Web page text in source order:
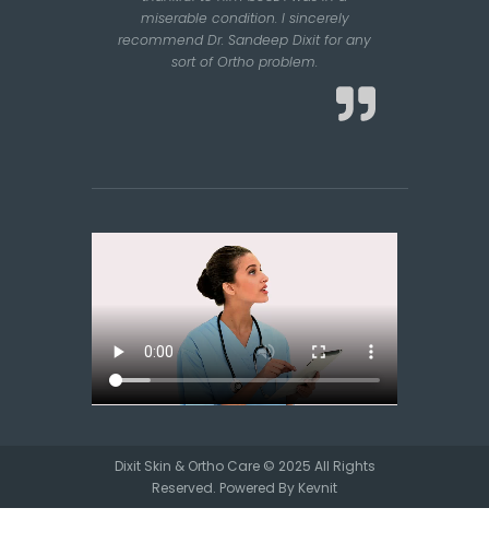
miserable condition. I sincerely
recommend Dr. Sandeep Dixit for any
sort of Ortho problem.
Dixit Skin & Ortho Care © 2025 All Rights
Reserved. Powered By Kevnit